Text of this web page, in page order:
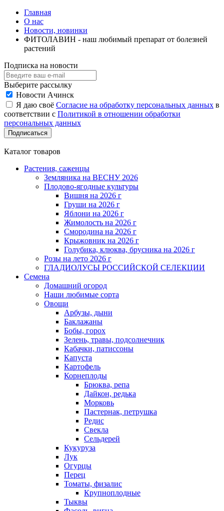
Главная
О нас
Новости, новинки
ФИТОЛАВИН - наш любимый препарат от болезней
растений
Подписка на новости
Выберите рассылку
Новости Ачинск
Я даю своё Согласие на обработку персональных данных в
соответствии с Политикой в отношении обработки
персональных данных
Подписаться
Каталог товаров
Растения, саженцы
Земляника на ВЕСНУ 2026
Плодово-ягодные культуры
Вишня на 2026 г
Груши на 2026 г
Яблони на 2026 г
Жимолость на 2026 г
Смородина на 2026 г
Крыжовник на 2026 г
Голубика, клюква, брусника на 2026 г
Розы на лето 2026 г
ГЛАДИОЛУСЫ РОССИЙСКОЙ СЕЛЕКЦИИ
Семена
Домашний огород
Наши любимые сорта
Овощи
Арбузы, дыни
Баклажаны
Бобы, горох
Зелень, травы, подсолнечник
Кабачки, патиссоны
Капуста
Картофель
Корнеплоды
Брюква, репа
Дайкон, редька
Морковь
Пастернак, петрушка
Редис
Свекла
Сельдерей
Кукуруза
Лук
Огурцы
Перец
Томаты, физалис
Крупноплодные
Тыквы